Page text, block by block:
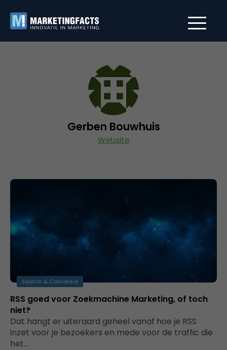
Gerben Bouwhuis
Website
Search & Conversie
RSS goed voor Zoekmachine Marketing, of toch
niet?
Dat hangt er uiteraard geheel vanaf hoe je RSS
inzet voor je bezoekers en mede voor de traffic die
het…